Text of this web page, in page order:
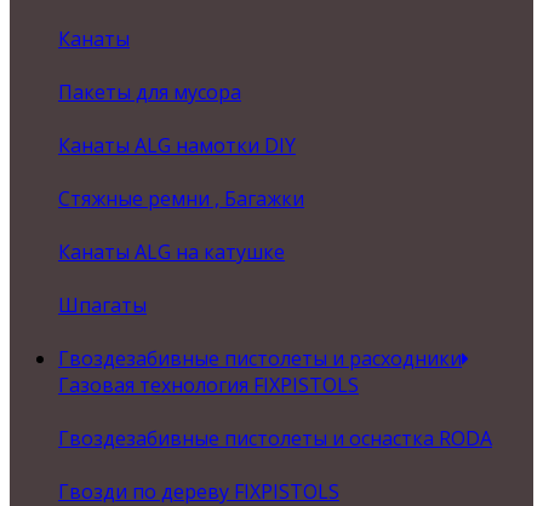
Канаты
Пакеты для мусора
Канаты ALG намотки DIY
Стяжные ремни , Багажки
Канаты ALG на катушке
Шпагаты
Гвоздезабивные пистолеты и расходники
Газовая технология FIXPISTOLS
Гвоздезабивные пистолеты и оснастка RODA
Гвозди по дереву FIXPISTOLS